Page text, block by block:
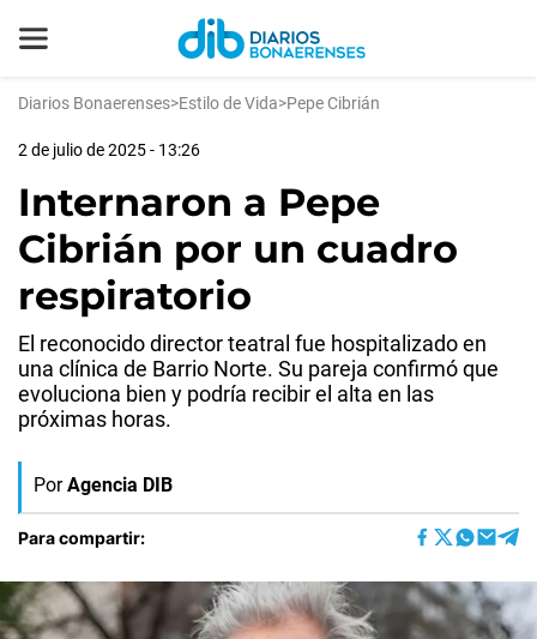
Diarios Bonaerenses>Estilo de Vida>Pepe Cibrián
2 de julio de 2025 - 13:26
Internaron a Pepe
Cibrián por un cuadro
respiratorio
El reconocido director teatral fue hospitalizado en
una clínica de Barrio Norte. Su pareja confirmó que
evoluciona bien y podría recibir el alta en las
próximas horas.
Por Agencia DIB
Para compartir: